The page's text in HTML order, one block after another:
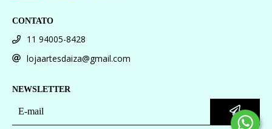
CONTATO
11 94005-8428
lojaartesdaiza@gmail.com
NEWSLETTER